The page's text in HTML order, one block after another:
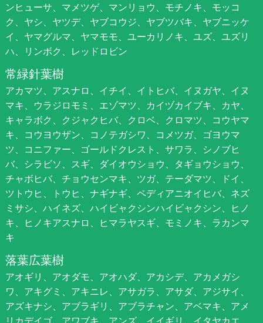
ンヒューサ、マメツゲ、マンリョウ、モチノキ、モッコ
ク、ヤシ、ヤツデ、ヤブコウジ、ヤブツバキ、ヤブニッケ
イ、ヤマグルマ、ヤマモモ、ユーカリノキ、ユズ、ユズリ
ハ、リンボク、レッドロビン
常緑針葉樹
アカマツ、アスナロ、イチイ、イトヒバ、イヌガヤ、イヌ
マキ、ウラジロモミ、エゾマツ、カイヅカイブキ、カヤ、
キャラボク、クジャクヒバ、クロベ、クロマツ、コウヤマ
キ、コウヨウザン、コノテガシワ、コメツガ、ゴヨウマ
ツ、コニファー、ゴールドクレスト、サワラ、シノブヒ
バ、シラビソ、スギ、ダイオウショウ、タギョウショウ、
チャボヒバ、チョウセンマキ、ツガ、テーダマツ、ドイ、
ツトウヒ、トウヒ、ナギナギ、ペディアニオイヒバ、ネズ
ミサシ、ハイネズ、ハイビャクシンハイビャクシン、ヒノ
キ、ヒノキアスナロ、ヒマラヤスギ、モミノキ、ラカンマ
キ
落葉広葉樹
アオギリ、アオダモ、アオハダ、アカシデ、アカメガシ
ワ、アキグミ、アキニレ、アサガラ、アサダ、アジサイ、
アズキナシ、アブラギリ、アブラチャン、アベマキ、アメ